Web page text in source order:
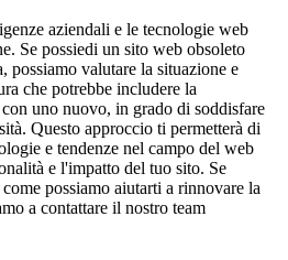
aziendali e le tecnologie web
Se possiedi un sito web obsoleto
possiamo valutare la situazione e
che potrebbe includere la
uno nuovo, in grado di soddisfare
Questo approccio ti permetterà di
e tendenze nel campo del web
e l'impatto del tuo sito. Se
possiamo aiutarti a rinnovare la
a contattare il nostro team